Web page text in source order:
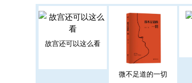
故宫还可以这么看
微不足道的一切